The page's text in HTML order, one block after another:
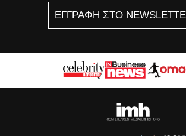
ΕΓΓΡΑΦΗ ΣΤΟ